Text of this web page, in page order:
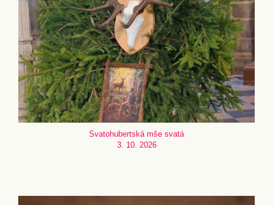
Svatohubertská mše svatá
3. 10. 2026